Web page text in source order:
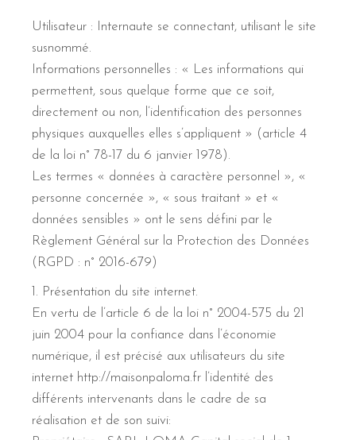
Utilisateur : Internaute se connectant, utilisant le site
susnommé.
Informations personnelles : « Les informations qui
permettent, sous quelque forme que ce soit,
directement ou non, l’identification des personnes
physiques auxquelles elles s’appliquent » (article 4
de la loi n° 78-17 du 6 janvier 1978).
Les termes « données à caractère personnel », «
personne concernée », « sous traitant » et «
données sensibles » ont le sens défini par le
Règlement Général sur la Protection des Données
(RGPD : n° 2016-679)
1. Présentation du site internet.
En vertu de l’article 6 de la loi n° 2004-575 du 21
juin 2004 pour la confiance dans l’économie
numérique, il est précisé aux utilisateurs du site
internet http://maisonpaloma.fr l’identité des
différents intervenants dans le cadre de sa
réalisation et de son suivi: